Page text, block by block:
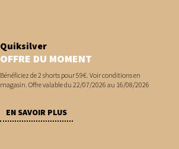
Quiksilver
OFFRE DU MOMENT
Bénéficiez de 2 shorts pour 59€. Voir conditions en
magasin. Offre valable du 22/07/2026 au 16/08/2026
EN SAVOIR PLUS